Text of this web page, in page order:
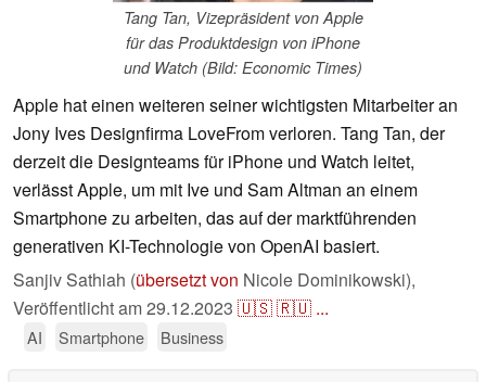
Tang Tan, Vizepräsident von Apple
für das Produktdesign von iPhone
und Watch (Bild: Economic Times)
Apple hat einen weiteren seiner wichtigsten Mitarbeiter an
Jony Ives Designfirma LoveFrom verloren. Tang Tan, der
derzeit die Designteams für iPhone und Watch leitet,
verlässt Apple, um mit Ive und Sam Altman an einem
Smartphone zu arbeiten, das auf der marktführenden
generativen KI-Technologie von OpenAI basiert.
Sanjiv Sathiah (übersetzt von Nicole Dominikowski),
Veröffentlicht am29.12.2023 🇺🇸🇷🇺 ...
AI Smartphone Business